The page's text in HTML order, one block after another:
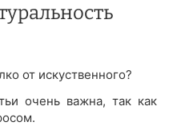
от искуственного?
очень важна, так как